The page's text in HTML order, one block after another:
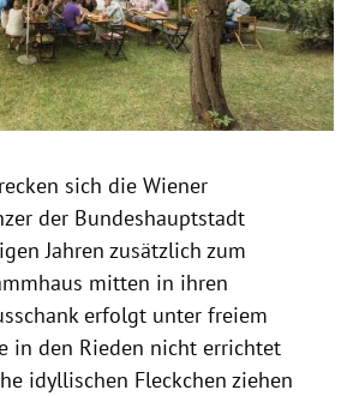
sich die Wiener
der Bundeshauptstadt
Jahren zusätzlich zum
mitten in ihren
erfolgt unter freiem
in den Rieden nicht errichtet
idyllischen Fleckchen ziehen